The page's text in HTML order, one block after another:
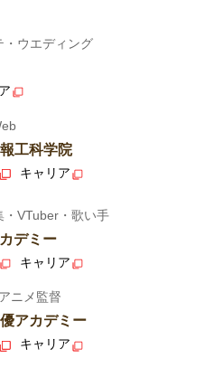
・ウエディング
工科学院
キャリア
VTuber・歌い手
デミー
キャリア
ニメ監督
アカデミー
キャリア